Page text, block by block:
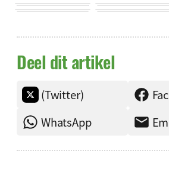
Deel dit artikel
(Twitter)
WhatsApp